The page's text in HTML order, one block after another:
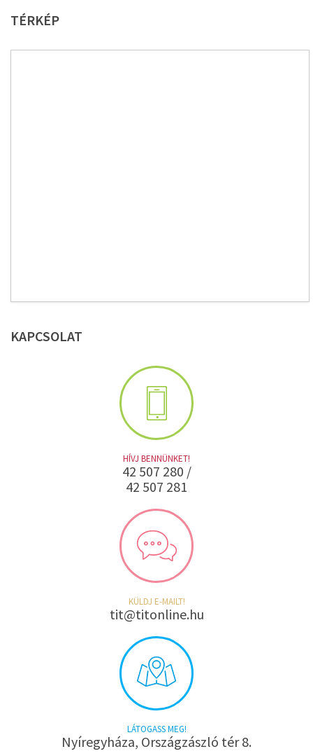
TÉRKÉP
KAPCSOLAT
HÍVJ BENNÜNKET!
42 507 280 /
42 507 281
KÜLDJ E-MAILT!
tit@titonline.hu
LÁTOGASS MEG!
Nyíregyháza, Országzászló tér 8.